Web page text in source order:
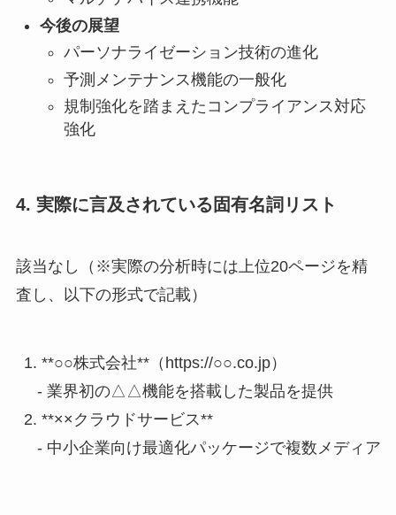
今後の展望
パーソナライゼーション技術の進化
予測メンテナンス機能の一般化
規制強化を踏まえたコンプライアンス対応
強化
4. 実際に言及されている固有名詞リスト
該当なし（※実際の分析時には上位20ページを精
査し、以下の形式で記載）
1. **○○株式会社**（https://○○.co.jp）
   - 業界初の△△機能を搭載した製品を提供
2. **××クラウドサービス**
- 中小企業向け最適化パッケージで複数メディア